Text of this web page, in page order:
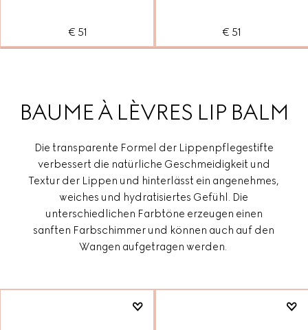
€ 51 € 51
BAUME À LÈVRES LIP BALM
Die transparente Formel der Lippenpflegestifte
verbessert die natürliche Geschmeidigkeit und
Textur der Lippen und hinterlässt ein angenehmes,
weiches und hydratisiertes Gefühl. Die
unterschiedlichen Farbtöne erzeugen einen
sanften Farbschimmer und können auch auf den
Wangen aufgetragen werden.